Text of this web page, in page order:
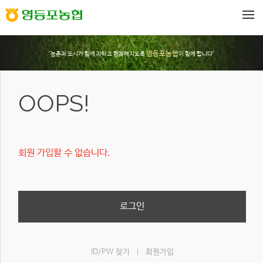
"농촌과 도시가 함께 자라고 행복해지도록영등포농협이 함께 합니다"
OOPS!
회원 가입할 수 없습니다.
로그인
ID/PW 찾기 회원가입